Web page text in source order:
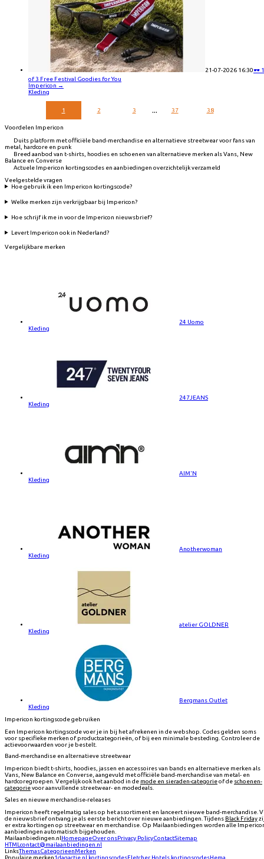
21-07-2026 16:30🕶️ 1
of 3 Free Festival Goodies for You
Impericon →
Kleding
1 2 3 ... 37 38
Voordelen Impericon
Duits platform met officiële band-merchandise en alternatieve streetwear voor fans van
metal, hardcore en punk
Breed aanbod van t-shirts, hoodies en schoenen van alternatieve merken als Vans, New
Balance en Converse
Actuele Impericon kortingscodes en aanbiedingen overzichtelijk verzameld
Veelgestelde vragen
Hoe gebruik ik een Impericon kortingscode?
Welke merken zijn verkrijgbaar bij Impericon?
Hoe schrijf ik me in voor de Impericon nieuwsbrief?
Levert Impericon ook in Nederland?
Vergelijkbare merken
24 Uomo
Kleding
247JEANS
Kleding
AIM'N
Kleding
Anotherwoman
Kleding
atelier GOLDNER
Kleding
Bergmans Outlet
Kleding
Impericon kortingscode gebruiken
Een Impericon kortingscode voer je in bij het afrekenen in de webshop. Codes gelden soms
voor specifieke merken of productcategorieën, of bij een minimale besteding. Controleer de
actievoorwaarden voor je bestelt.
Band-merchandise en alternatieve streetwear
Impericon biedt t-shirts, hoodies, jassen en accessoires van bands en alternatieve merken als
Vans, New Balance en Converse, aangevuld met officiële band-merchandise van metal- en
hardcoregroepen. Vergelijk ook het aanbod in de mode en sieraden-categorieof de schoenen-
categorievoor aanvullende streetwear- en modedeals.
Sales en nieuwe merchandise-releases
Impericon heeft regelmatig sales op het assortiment en lanceert nieuwe band-merchandise.
de nieuwsbrief ontvang je als eerste bericht over nieuwe aanbiedingen. Tijdens Black Friday
er extra kortingen op streetwear en merchandise. Op Mailaanbiedingen worden alle
aanbiedingen automatisch bijgehouden.
Mailaanbiedingen.nlHomepageOver onsPrivacy PolicyContactSitemap
HTML contact@mailaanbiedingen.nl
LinksThemasCategorieenMerken
Populaire merken1dagactie.nl kortingscodesFletcher Hotels kortingscodesHema